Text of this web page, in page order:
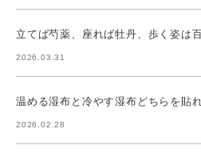
立てば芍薬、座れば牡丹、歩く姿は
2026.03.31
温める湿布と冷やす湿布どちらを貼
2026.02.28